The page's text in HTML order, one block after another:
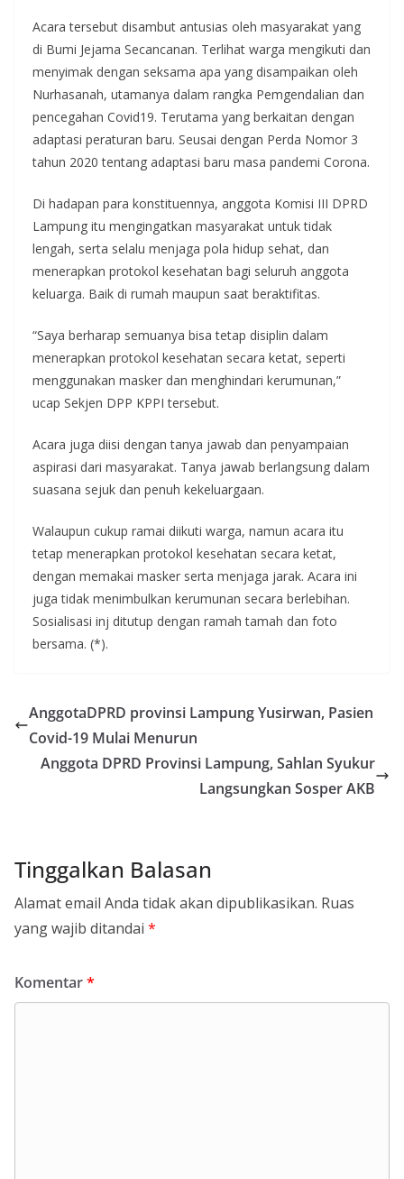
Acara tersebut disambut antusias oleh masyarakat yang
di Bumi Jejama Secancanan. Terlihat warga mengikuti dan
menyimak dengan seksama apa yang disampaikan oleh
Nurhasanah, utamanya dalam rangka Pemgendalian dan
pencegahan Covid19. Terutama yang berkaitan dengan
adaptasi peraturan baru. Seusai dengan Perda Nomor 3
tahun 2020 tentang adaptasi baru masa pandemi Corona.
Di hadapan para konstituennya, anggota Komisi III DPRD
Lampung itu mengingatkan masyarakat untuk tidak
lengah, serta selalu menjaga pola hidup sehat, dan
menerapkan protokol kesehatan bagi seluruh anggota
keluarga. Baik di rumah maupun saat beraktifitas.
“Saya berharap semuanya bisa tetap disiplin dalam
menerapkan protokol kesehatan secara ketat, seperti
menggunakan masker dan menghindari kerumunan,”
ucap Sekjen DPP KPPI tersebut.
Acara juga diisi dengan tanya jawab dan penyampaian
aspirasi dari masyarakat. Tanya jawab berlangsung dalam
suasana sejuk dan penuh kekeluargaan.
Walaupun cukup ramai diikuti warga, namun acara itu
tetap menerapkan protokol kesehatan secara ketat,
dengan memakai masker serta menjaga jarak. Acara ini
juga tidak menimbulkan kerumunan secara berlebihan.
Sosialisasi inj ditutup dengan ramah tamah dan foto
bersama. (*).
AnggotaDPRD provinsi Lampung Yusirwan, Pasien
Covid-19 Mulai Menurun
Anggota DPRD Provinsi Lampung, Sahlan Syukur
Langsungkan Sosper AKB
Tinggalkan Balasan
Alamat email Anda tidak akan dipublikasikan. Ruas
yang wajib ditandai *
Komentar*